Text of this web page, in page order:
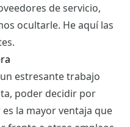
de servicio,
ocultarle. He aquí las
estresante trabajo
poder decidir por
la mayor ventaja que